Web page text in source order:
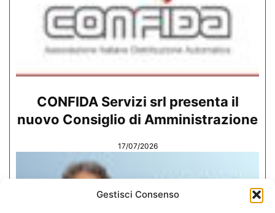
Gestisci Consenso
CONFIDA Servizi srl presenta il
nuovo Consiglio di Amministrazione
17/07/2026